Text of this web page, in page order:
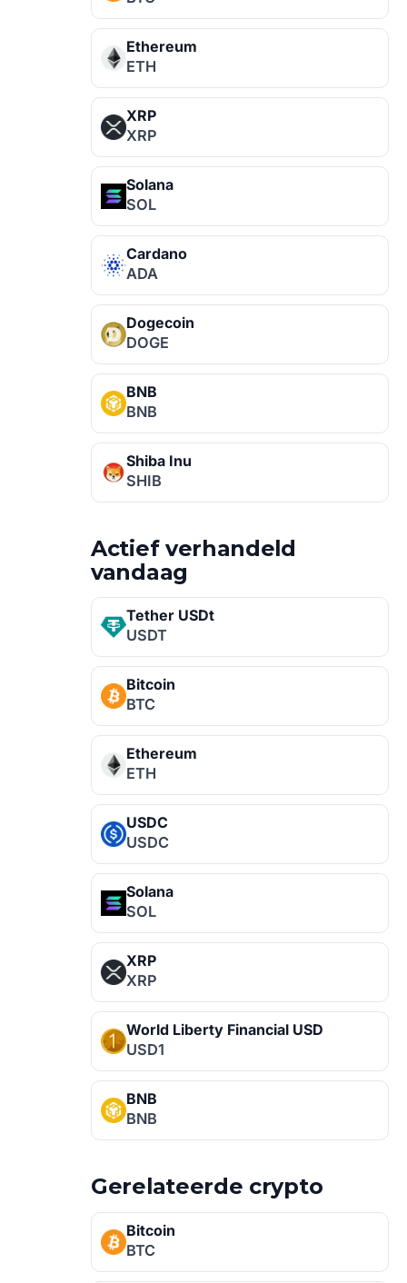
Ethereum
ETH
XRP
XRP
Solana
SOL
Cardano
ADA
Dogecoin
DOGE
BNB
BNB
Shiba Inu
SHIB
Actief verhandeld
vandaag
Tether USDt
USDT
Bitcoin
BTC
Ethereum
ETH
USDC
USDC
Solana
SOL
XRP
XRP
World Liberty Financial USD
USD1
BNB
BNB
Gerelateerde crypto
Bitcoin
BTC